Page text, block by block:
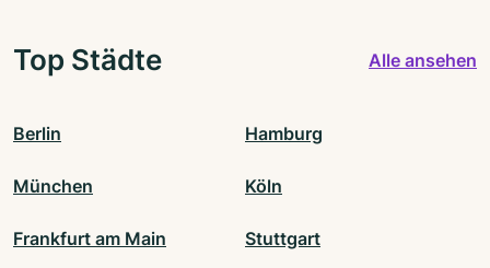
Top Städte Alle ansehen
Berlin Hamburg
München Köln
Frankfurt am Main Stuttgart